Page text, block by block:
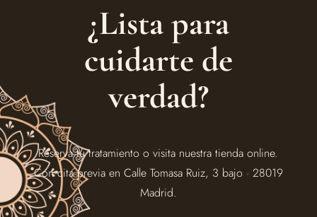
¿Lista para
cuidarte de
verdad?
Reserva tu tratamiento o visita nuestra tienda online.
Con cita previa en Calle Tomasa Ruiz, 3 bajo · 28019
Madrid.